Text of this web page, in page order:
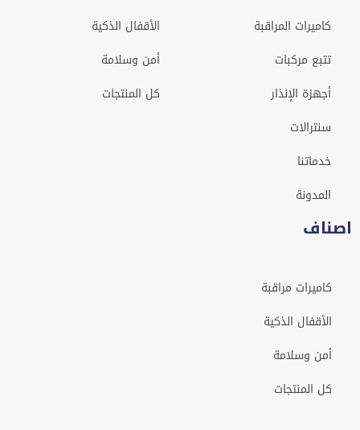
كاميرات المراقبة
تتبع مركبات
أجهزة الإنذار
سنترالات
خدماتنا
المدونة
الأقفال الذكية
أمن وسلامة
كل المنتجات
اصناف
كاميرات مراقبة
الأقفال الذكية
أمن وسلامة
كل المنتجات